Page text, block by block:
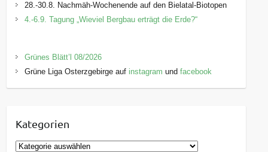
28.-30.8. Nachmäh-Wochenende auf den Bielatal-Biotopen
4.-6.9. Tagung „Wieviel Bergbau erträgt die Erde?“
Grünes Blätt’l 08/2026
Grüne Liga Osterzgebirge auf instagram undfacebook
Kategorien
K